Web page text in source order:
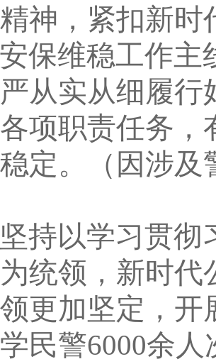
神，紧扣新
保维稳工作主
从实从细履
项职责任务
定。（因涉
持以学习贯彻
统领，新时
更加坚定，开
民警6000余